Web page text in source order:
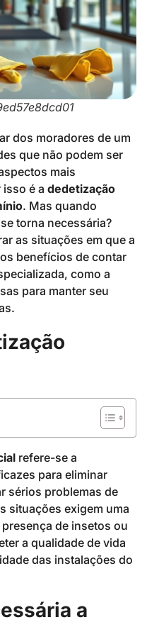
dos moradores de um
que não podem ser
mais
é a dedetização
. Mas quando
torna necessária?
as situações em que a
benefícios de contar
como a
para manter seu
refere-se a
para eliminar
sérios problemas de
situações exigem uma
de insetos ou
a qualidade de vida
das instalações do
a